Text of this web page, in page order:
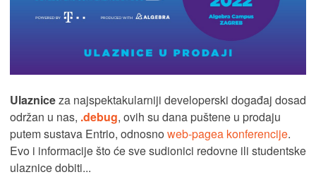
Ulazniceza najspektakularniji developerski događaj dosad
održan u nas, .debug, ovih su dana puštene u prodaju
putem sustava Entrio, odnosno web-pagea konferencije.
Evo i informacije što će sve sudionici redovne ili studentske
ulaznice dobiti...